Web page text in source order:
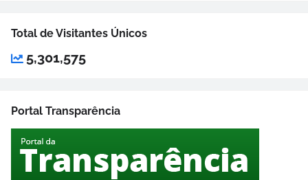
Total de Visitantes Únicos
5,301,575
Portal Transparência